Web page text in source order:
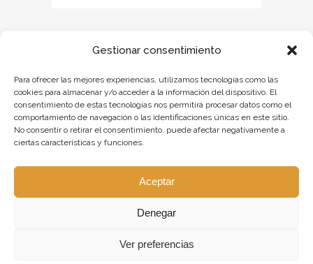
Gestionar consentimiento
Para ofrecer las mejores experiencias, utilizamos tecnologías como las
cookies para almacenar y/o acceder a la información del dispositivo. El
consentimiento de estas tecnologías nos permitirá procesar datos como el
comportamiento de navegación o las identificaciones únicas en este sitio.
No consentir o retirar el consentimiento, puede afectar negativamente a
ciertas características y funciones.
Aceptar
Denegar
Ver preferencias